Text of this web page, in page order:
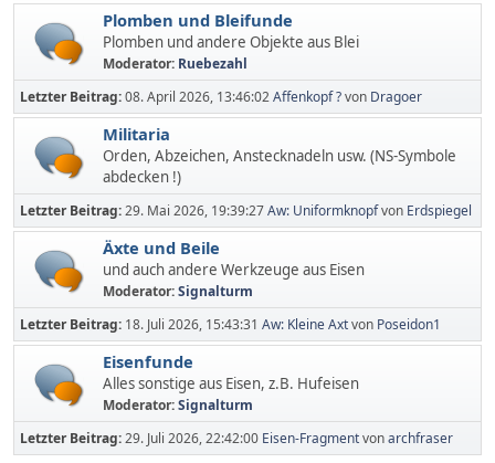
Plomben und Bleifunde
Plomben und andere Objekte aus Blei
Moderator: Ruebezahl
Letzter Beitrag:08. April 2026, 13:46:02Affenkopf ?von Dragoer
Militaria
Orden, Abzeichen, Anstecknadeln usw. (NS-Symbole
abdecken !)
Letzter Beitrag:29. Mai 2026, 19:39:27Aw: Uniformknopfvon Erdspiegel
Äxte und Beile
und auch andere Werkzeuge aus Eisen
Moderator:Signalturm
Letzter Beitrag: 18. Juli 2026, 15:43:31 Aw: Kleine Axtvon Poseidon1
Eisenfunde
Alles sonstige aus Eisen, z.B. Hufeisen
Moderator:Signalturm
Letzter Beitrag:29. Juli 2026, 22:42:00 Eisen-Fragmentvonarchfraser